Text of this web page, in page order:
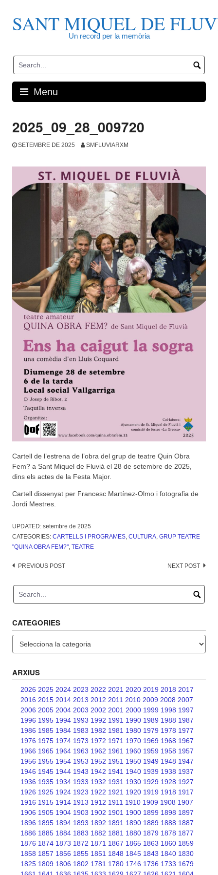
contentSANT MIQUEL DE
Un record per la memòria
Menu
2025_09_28_009720
SETEMBRE DE 2025 SMFLUVIARXM
Cartell de l’estrena de l’obra del grup de teatre Quin Obra
Fem? a Sant Miquel de Fluvià el 28 de setembre de 2025,
dins els actes de la Festa Major.
Cartell dissenyat per Francesc Martínez-Olmo i fotografia de
Jordi Mestres.
UPDATED: setembre de 2025
CATEGORIES: CARTELLS I PROGRAMES, CULTURA, GRUP TEATRE
"QUINA OBRA FEM?", TEATRE
Post
PREVIOUS POST NEXT POST
CATEGORIES
ARXIUS
2026 2025 2024 2023 2022 2021 2020 2019 2018 2017
2016 2015 2014 2013 2012 2011 2010 2009 2008 2007
2006 2005 2004 2003 2002 2001 2000 1999 1998 1997
1996 1995 1994 1993 1992 1991 1990 1989 1988 1987
1986 1985 1984 1983 1982 1981 1980 1979 1978 1977
1976 1975 1974 1973 1972 1971 1970 1969 1968 1967
1966 1965 1964 1963 1962 1961 1960 1959 1958 1957
1956 1955 1954 1953 1952 1951 1950 1949 1948 1947
1946 1945 1944 1943 1942 1941 1940 1939 1938 1937
1936 1935 1934 1933 1932 1931 1930 1929 1928 1927
1926 1925 1924 1923 1922 1921 1920 1919 1918 1917
1916 1915 1914 1913 1912 1911 1910 1909 1908 1907
1906 1905 1904 1903 1902 1901 1900 1899 1898 1897
1896 1895 1894 1893 1892 1891 1890 1889 1888 1887
1886 1885 1884 1883 1882 1881 1880 1879 1878 1877
1876 1874 1873 1872 1871 1867 1865 1863 1860 1859
1858 1857 1856 1855 1851 1848 1845 1843 1840 1830
1825 1809 1806 1802 1781 1780 1746 1736 1733 1679